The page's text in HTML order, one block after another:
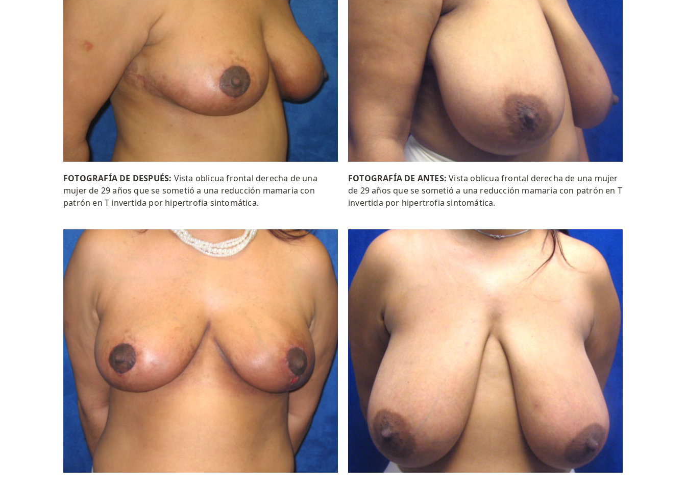
FOTOGRAFÍA DE DESPUÉS: Vista oblicua frontal derecha de una
mujer de 29 años que se sometió a una reducción mamaria con
patrón en T invertida por hipertrofia sintomática.
FOTOGRAFÍA DE ANTES: Vista oblicua frontal derecha de una mujer
de 29 años que se sometió a una reducción mamaria con patrón en T
invertida por hipertrofia sintomática.